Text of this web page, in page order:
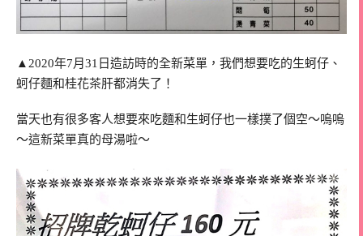
▲2020年7月31日造訪時的全新菜單，我們想要吃的生蚵仔、
蚵仔麵和桂花茶肝都消失了！
當天也有很多客人想要來吃麵和生蚵仔也一樣撲了個空～嗚嗚
～這新菜單真的母湯啦～